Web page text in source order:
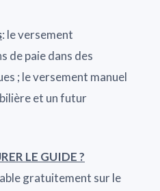
: le versement
de paie dans des
; le versement manuel
et un futur
LE GUIDE ?
gratuitement sur le